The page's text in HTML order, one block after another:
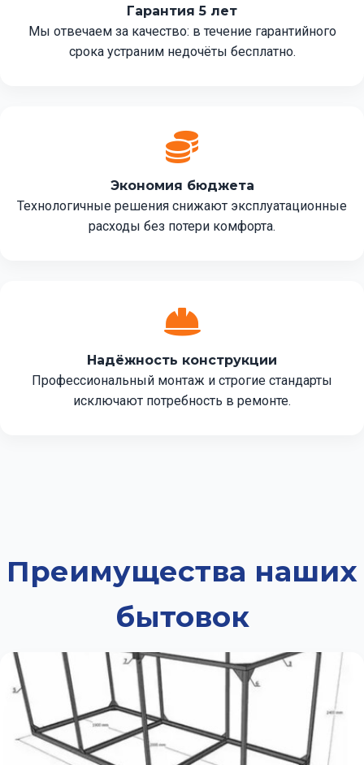
Гарантия 5 лет
Мы отвечаем за качество: в течение гарантийного
срока устраним недочёты бесплатно.
Экономия бюджета
Технологичные решения снижают эксплуатационные
расходы без потери комфорта.
Надёжность конструкции
Профессиональный монтаж и строгие стандарты
исключают потребность в ремонте.
Преимущества наших
бытовок